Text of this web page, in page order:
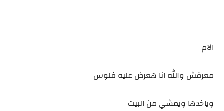
الام
معرفش والله انا هعرض عليه فلوس
وياخدها ويمشي من البيت